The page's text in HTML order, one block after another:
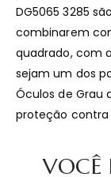
DG5065 3285
combinarem
quadrado, com
sejam um dos
Óculos de Grau
proteção contra
VOCÊ